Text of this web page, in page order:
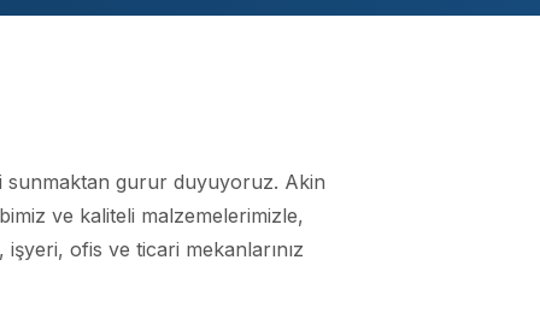
sunmaktan gurur duyuyoruz. Akin
ve kaliteli malzemelerimizle,
ofis ve ticari mekanlarınız